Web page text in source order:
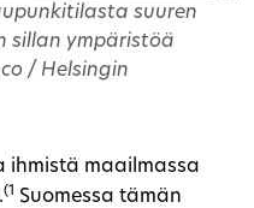
suuren
sillan ympäristöä
/ Helsingin
ihmistä maailmassa
(1 Suomessa tämän